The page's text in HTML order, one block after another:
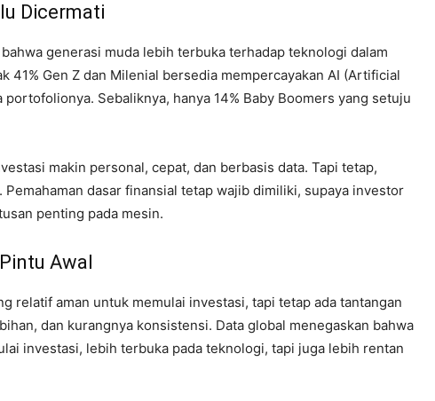
Dicermati
generasi muda lebih terbuka terhadap teknologi dalam
41% Gen Z dan Milenial bersedia mempercayakan AI (Artificial
Sebaliknya, hanya 14% Baby Boomers yang setuju
makin personal, cepat, dan berbasis data. Tapi tetap,
dasar finansial tetap wajib dimiliki, supaya investor
penting pada mesin.
Awal
relatif aman untuk memulai investasi, tapi tetap ada tantangan
dan kurangnya konsistensi. Data global menegaskan bahwa
investasi, lebih terbuka pada teknologi, tapi juga lebih rentan